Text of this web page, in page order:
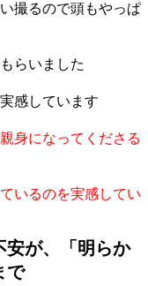
撮るので頭もやっぱ
らいました
感しています
身になってくださる
いるのを実感してい
安が、「明らか
で